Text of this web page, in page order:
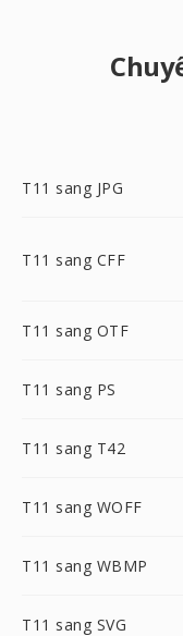
T11 sang JPG
T11 sang CFF
T11 sang OTF
T11 sang PS
T11 sang T42
T11 sang WOFF
T11 sang WBMP
T11 sang SVG